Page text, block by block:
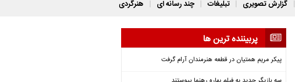
گزارش تصویری تبلیغات چند رسانه ای هنرگردی
پربیننده ترین ها
پیکر مریم همتیان در قطعه هنرمندان آرام گرفت